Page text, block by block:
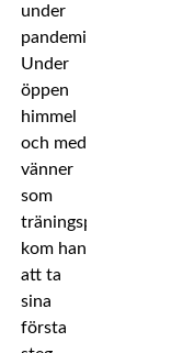
under
pandemin.
Under
öppen
himmel
och med
vänner
som
träningspartners
kom han
att ta
sina
första